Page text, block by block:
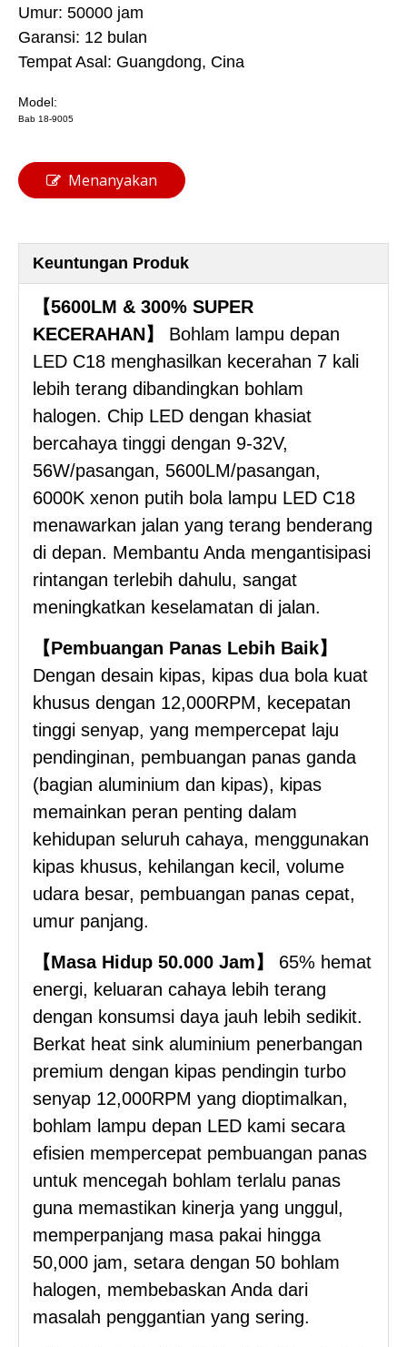
Umur: 50000 jam
Garansi: 12 bulan
Tempat Asal: Guangdong, Cina
Model:
Bab 18-9005
Menanyakan
Keuntungan Produk
【5600LM & 300% SUPER
KECERAHAN】 Bohlam lampu depan
LED C18 menghasilkan kecerahan 7 kali
lebih terang dibandingkan bohlam
halogen. Chip LED dengan khasiat
bercahaya tinggi dengan 9-32V,
56W/pasangan, 5600LM/pasangan,
6000K xenon putih bola lampu LED C18
menawarkan jalan yang terang benderang
di depan. Membantu Anda mengantisipasi
rintangan terlebih dahulu, sangat
meningkatkan keselamatan di jalan.
【Pembuangan Panas Lebih Baik】
Dengan desain kipas, kipas dua bola kuat
khusus dengan 12,000RPM, kecepatan
tinggi senyap, yang mempercepat laju
pendinginan, pembuangan panas ganda
(bagian aluminium dan kipas), kipas
memainkan peran penting dalam
kehidupan seluruh cahaya, menggunakan
kipas khusus, kehilangan kecil, volume
udara besar, pembuangan panas cepat,
umur panjang.
【Masa Hidup 50.000 Jam】 65% hemat
energi, keluaran cahaya lebih terang
dengan konsumsi daya jauh lebih sedikit.
Berkat heat sink aluminium penerbangan
premium dengan kipas pendingin turbo
senyap 12,000RPM yang dioptimalkan,
bohlam lampu depan LED kami secara
efisien mempercepat pembuangan panas
untuk mencegah bohlam terlalu panas
guna memastikan kinerja yang unggul,
memperpanjang masa pakai hingga
50,000 jam, setara dengan 50 bohlam
halogen, membebaskan Anda dari
masalah penggantian yang sering.